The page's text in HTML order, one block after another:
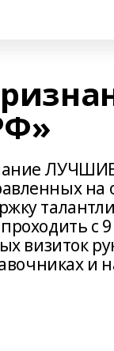
на
с
визиток
и